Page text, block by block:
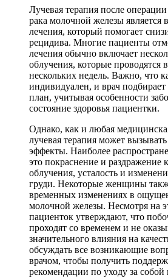
Лучевая терапия после
рака молочной железы
лечения, который помогает
рецидива. Многие пациенты
лечения обычно включает
облучения, которые проводятся
нескольких недель. Важно, что
индивидуален, и врач
план, учитывая особенности
состояние здоровья пациентки.
Однако, как и любая
лучевая терапия может
эффекты. Наиболее
это покраснение и раздражение
облучения, усталость и
груди. Некоторые женщины
временных изменениях в
молочной железы. Несмотря на
пациенток утверждают, что
проходят со временем и не
значительного влияния на
обсуждать все возникающие
врачом, чтобы получить
рекомендации по уходу за собой